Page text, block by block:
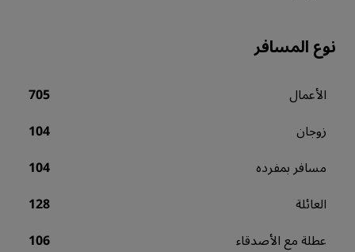
نوع المسافر
الأعمال 705
زوجان 104
مسافر بمفرده 104
العائلة 128
عطلة مع الأصدقاء 106